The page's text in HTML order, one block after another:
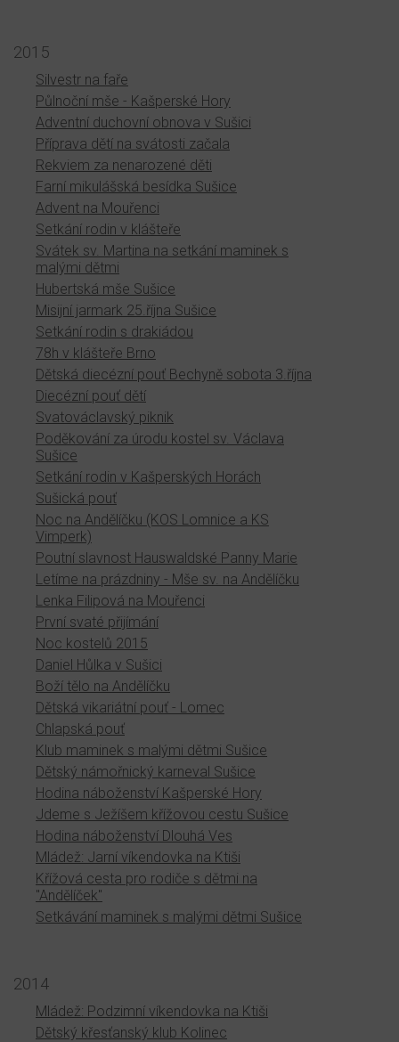
2015
Silvestr na faře
Půlnoční mše - Kašperské Hory
Adventní duchovní obnova v Sušici
Příprava dětí na svátosti začala
Rekviem za nenarozené děti
Farní mikulášská besídka Sušice
Advent na Mouřenci
Setkání rodin v klášteře
Svátek sv. Martina na setkání maminek s
malými dětmi
Hubertská mše Sušice
Misijní jarmark 25.října Sušice
Setkání rodin s drakiádou
78h v klášteře Brno
Dětská diecézní pouť Bechyně sobota 3.října
Diecézní pouť dětí
Svatováclavský piknik
Poděkování za úrodu kostel sv. Václava
Sušice
Setkání rodin v Kašperských Horách
Sušická pouť
Noc na Andělíčku (KOS Lomnice a KS
Vimperk)
Poutní slavnost Hauswaldské Panny Marie
Letíme na prázdniny - Mše sv. na Andělíčku
Lenka Filipová na Mouřenci
První svaté přijímání
Noc kostelů 2015
Daniel Hůlka v Sušici
Boží tělo na Andělíčku
Dětská vikariátní pouť - Lomec
Chlapská pouť
Klub maminek s malými dětmi Sušice
Dětský námořnický karneval Sušice
Hodina náboženství Kašperské Hory
Jdeme s Ježíšem křížovou cestu Sušice
Hodina náboženství Dlouhá Ves
Mládež: Jarní víkendovka na Ktiši
Křížová cesta pro rodiče s dětmi na
"Andělíček"
Setkávání maminek s malými dětmi Sušice
2014
Mládež: Podzimní víkendovka na Ktiši
Dětský křesťanský klub Kolinec